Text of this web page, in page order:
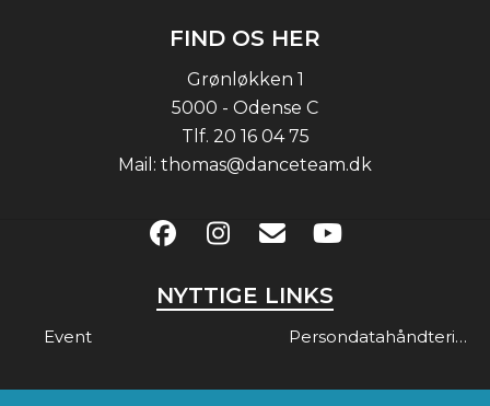
FIND OS HER
Grønløkken 1
5000 - Odense C
Tlf. 20 16 04 75
Mail: thomas@danceteam.dk
NYTTIGE LINKS
Event Persondatahåndtering & Gdpr